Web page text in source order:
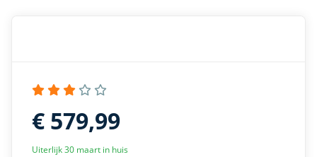
€ 579,99
Uiterlijk 30 maart in huis